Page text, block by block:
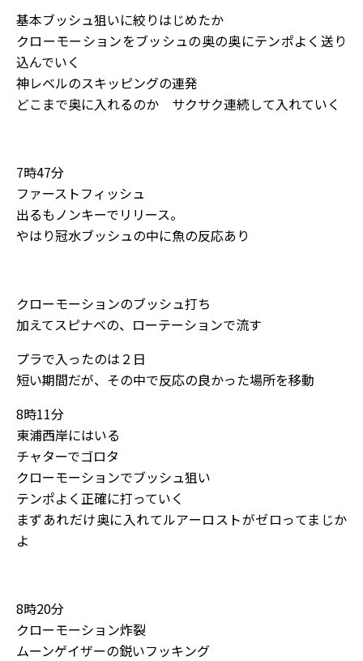
基本ブッシュ狙いに絞りはじめたか
クローモーションをブッシュの奥の奥にテンポよく送り
込んでいく
神レベルのスキッピングの連発
どこまで奥に入れるのか サクサク連続して入れていく
7時47分
ファーストフィッシュ
出るもノンキーでリリース。
やはり冠水ブッシュの中に魚の反応あり
クローモーションのブッシュ打ち
加えてスピナベの、ローテーションで流す
プラで入ったのは２日
短い期間だが、その中で反応の良かった場所を移動
8時11分
東浦西岸にはいる
チャターでゴロタ
クローモーションでブッシュ狙い
テンポよく正確に打っていく
まずあれだけ奥に入れてルアーロストがゼロってまじか
よ
8時20分
クローモーション炸裂
ムーンゲイザーの鋭いフッキング